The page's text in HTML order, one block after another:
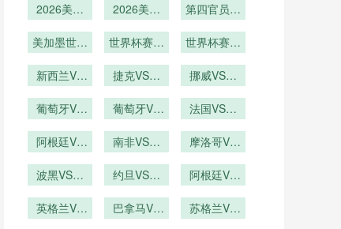
杯能否重现
光？
创造历史？
2026美加
办城市机场
2026美加
办城市旅游
涨
第四官员举
确到秒的时
加墨世界杯
美加墨世界
界杯成绩与
出线的关联
世界杯赛后
豹滑行
世界杯赛后
牛温顺
新西兰VS
西兰VS埃
捷克VS墨
VS墨西哥
挪威VS塞
VS塞内加
葡萄牙VS
坦直播葡萄
别克斯坦在
葡萄牙VS
坦葡萄牙
克斯坦直播
法国VS伊
VS伊拉克
阿根廷VS
廷VS奥地
南非VS韩
VS韩国在
摩洛哥VS
VS海地直
波黑VS卡
VS卡塔尔
约旦VS阿
旦VS阿尔
阿根廷VS
阿根廷VS
英格兰VS
巴拿马VS
苏格兰VS